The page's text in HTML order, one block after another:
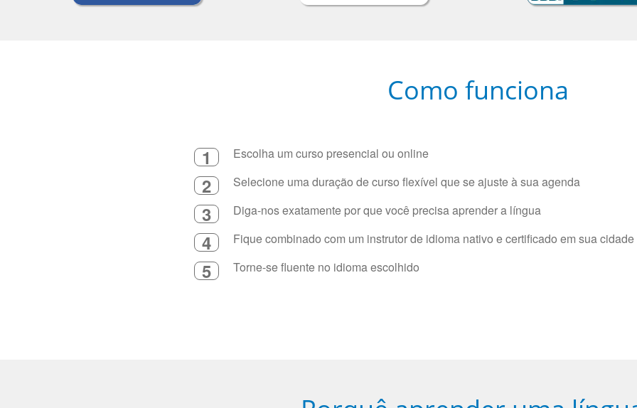
Como funciona
1 Escolha um curso presencial ou online
2 Selecione uma duração de curso flexível que se ajuste à sua agenda
3 Diga-nos exatamente por que você precisa aprender a língua
4 Fique combinado com um instrutor de idioma nativo e certificado em sua
5 Torne-se fluente no idioma escolhido